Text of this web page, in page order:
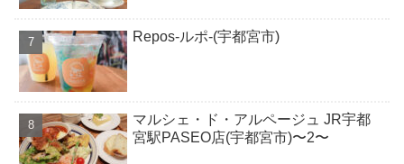
Repos-ルポ-(宇都宮市)
マルシェ・ド・アルページュ JR宇都
宮駅PASEO店(宇都宮市)〜2〜